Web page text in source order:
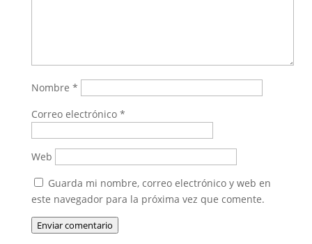
Nombre *
Correo electrónico *
Web
Guarda mi nombre, correo electrónico y web en
este navegador para la próxima vez que comente.
Enviar comentario